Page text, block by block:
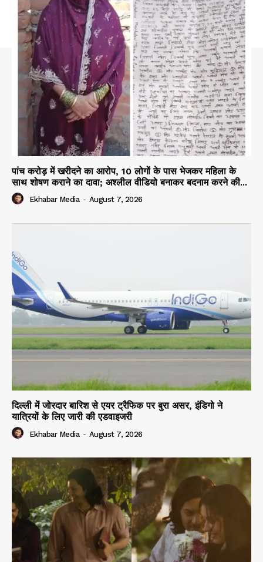
पांच करोड़ में खरीदने का आरोप, 10 लोगों के पास भेजकर महिला के
साथ शोषण कराने का दावा; अश्लील वीडियो बनाकर बदनाम करने की...
Ekhabar Media - August 7, 2026
दिल्ली में जोरदार बारिश से एयर ट्रैफिक पर बुरा असर, इंडिगो ने
यात्रियों के लिए जारी की एडवाइजरी
Ekhabar Media - August 7, 2026